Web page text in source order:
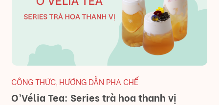
CÔNG THỨC HƯỚNG DẪN PHA CHẾ
O’Vélia Tea: Series trà hoa thanh vị